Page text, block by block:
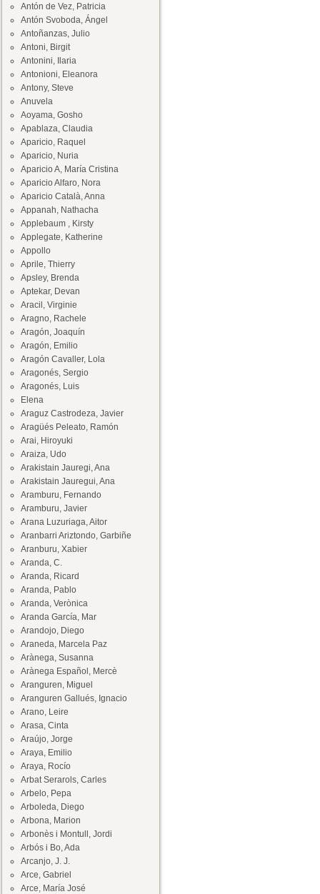
Antón de Vez, Patricia
Antón Svoboda, Ángel
Antoñanzas, Julio
Antoni, Birgit
Antonini, Ilaria
Antonioni, Eleanora
Antony, Steve
Anuvela
Aoyama, Gosho
Apablaza, Claudia
Aparicio, Raquel
Aparicio, Nuria
Aparicio A, María Cristina
Aparicio Alfaro, Nora
Aparicio Català, Anna
Appanah, Nathacha
Applebaum , Kirsty
Applegate, Katherine
Appollo
Aprile, Thierry
Apsley, Brenda
Aptekar, Devan
Aracil, Virginie
Aragno, Rachele
Aragón, Joaquín
Aragón, Emilio
Aragón Cavaller, Lola
Aragonés, Sergio
Aragonés, Luis
Elena
Araguz Castrodeza, Javier
Aragüés Peleato, Ramón
Arai, Hiroyuki
Araiza, Udo
Arakistain Jauregi, Ana
Arakistain Jauregui, Ana
Aramburu, Fernando
Aramburu, Javier
Arana Luzuriaga, Aitor
Aranbarri Ariztondo, Garbiñe
Aranburu, Xabier
Aranda, C.
Aranda, Ricard
Aranda, Pablo
Aranda, Verònica
Aranda García, Mar
Arandojo, Diego
Araneda, Marcela Paz
Arànega, Susanna
Arànega Español, Mercè
Aranguren, Miguel
Aranguren Gallués, Ignacio
Arano, Leire
Arasa, Cinta
Araújo, Jorge
Araya, Emilio
Araya, Rocío
Arbat Serarols, Carles
Arbelo, Pepa
Arboleda, Diego
Arbona, Marion
Arbonès i Montull, Jordi
Arbós i Bo, Ada
Arcanjo, J. J.
Arce, Gabriel
Arce, María José